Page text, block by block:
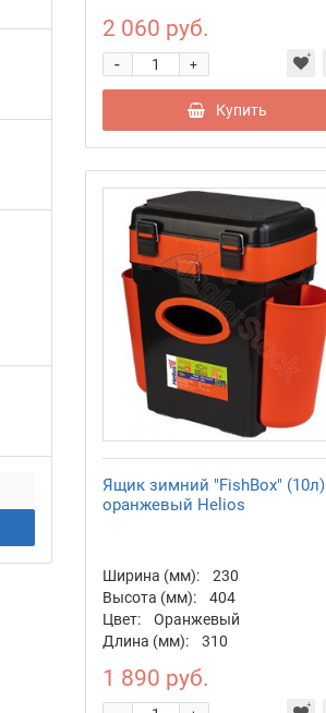
2 060 руб.
+
-
Купить
Ящик зимний "FishBox" (10л)
оранжевый Helios
Ширина (мм):
230
Высота (мм):
404
Цвет:
Оранжевый
Длина (мм):
310
1 890 руб.